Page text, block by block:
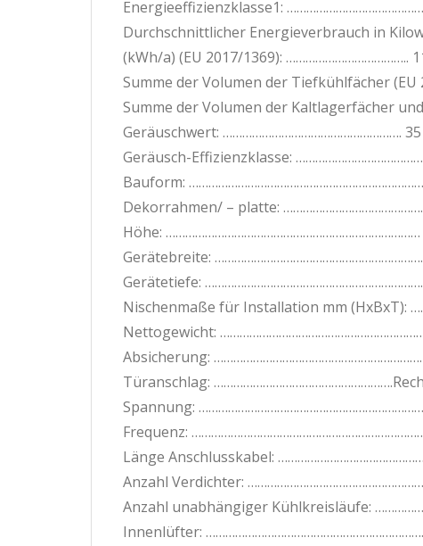
Energieeffizienzklasse1:
Durchschnittlicher Energieverbrauch in
(kWh/a) (EU 2017/1369): ………………………………..
Summe der Volumen der Tiefkühlfächer
Summe der Volumen der Kaltlagerfächer
Geräuschwert: ………………………………………………. 35
Geräusch-Effizienzklasse:
Bauform:
Dekorrahmen/ – platte:
Höhe: ……………………………………………………………………
Gerätebreite:
Gerätetiefe:
Nischenmaße für Installation mm (HxBxT):
Nettogewicht:
Absicherung:
Türanschlag:
Spannung:
Frequenz:
Länge Anschlusskabel:
Anzahl Verdichter:
Anzahl unabhängiger Kühlkreisläufe:
Innenlüfter: